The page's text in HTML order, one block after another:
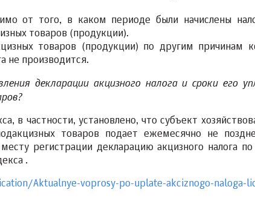
от того, в каком периоде были начислены
товаров (продукции).
товаров (продукции) по другим причинам
не производится.
декларации акцизного налога и сроки его
в частности, установлено, что субъект
товаров подает ежемесячно не
регистрации декларацию акцизного налога
.
Aktualnye-voprosy-po-uplate-akciznogo-naloga-